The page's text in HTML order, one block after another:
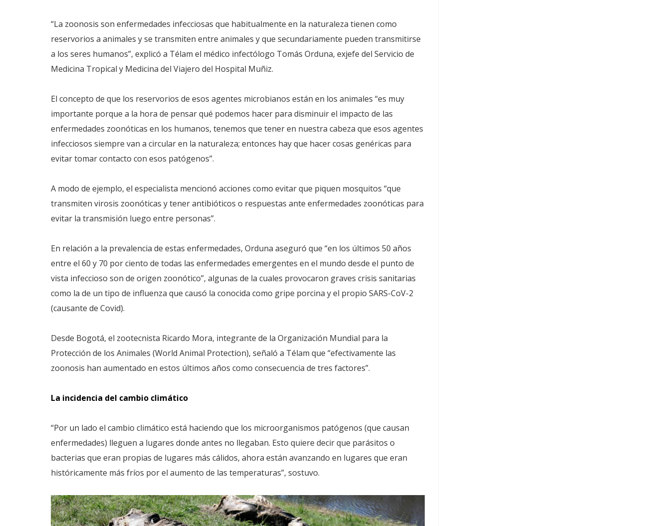
“La zoonosis son enfermedades infecciosas que habitualmente en la naturaleza tienen como
reservorios a animales y se transmiten entre animales y que secundariamente pueden transmitirse
a los seres humanos”, explicó a Télam el médico infectólogo Tomás Orduna, exjefe del Servicio de
Medicina Tropical y Medicina del Viajero del Hospital Muñiz.
El concepto de que los reservorios de esos agentes microbianos están en los animales “es muy
importante porque a la hora de pensar qué podemos hacer para disminuir el impacto de las
enfermedades zoonóticas en los humanos, tenemos que tener en nuestra cabeza que esos agentes
infecciosos siempre van a circular en la naturaleza; entonces hay que hacer cosas genéricas para
evitar tomar contacto con esos patógenos”.
A modo de ejemplo, el especialista mencionó acciones como evitar que piquen mosquitos “que
transmiten virosis zoonóticas y tener antibióticos o respuestas ante enfermedades zoonóticas para
evitar la transmisión luego entre personas”.
En relación a la prevalencia de estas enfermedades, Orduna aseguró que “en los últimos 50 años
entre el 60 y 70 por ciento de todas las enfermedades emergentes en el mundo desde el punto de
vista infeccioso son de origen zoonótico”, algunas de la cuales provocaron graves crisis sanitarias
como la de un tipo de influenza que causó la conocida como gripe porcina y el propio SARS-CoV-2
(causante de Covid).
Desde Bogotá, el zootecnista Ricardo Mora, integrante de la Organización Mundial para la
Protección de los Animales (World Animal Protection), señaló a Télam que “efectivamente las
zoonosis han aumentado en estos últimos años como consecuencia de tres factores”.
La incidencia del cambio climático
“Por un lado el cambio climático está haciendo que los microorganismos patógenos (que causan
enfermedades) lleguen a lugares donde antes no llegaban. Esto quiere decir que parásitos o
bacterias que eran propias de lugares más cálidos, ahora están avanzando en lugares que eran
históricamente más fríos por el aumento de las temperaturas”, sostuvo.